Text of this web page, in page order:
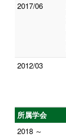
2017/06
2012/03
所属学会
2018 ～